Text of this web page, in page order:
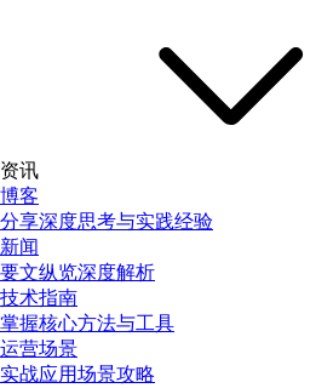
资讯
博客
分享深度思考与实践经验
新闻
要文纵览深度解析
技术指南
掌握核心方法与工具
运营场景
实战应用场景攻略